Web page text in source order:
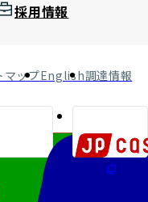
採用情報
マップEnglish調達情報